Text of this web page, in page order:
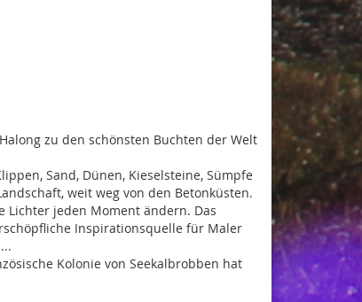
zu den schönsten Buchten der Welt
Sand, Dünen, Kieselsteine, Sümpfe
weit weg von den Betonküsten.
Lichter jeden Moment ändern. Das
Inspirationsquelle für Maler
Kolonie von Seekalbrobben hat